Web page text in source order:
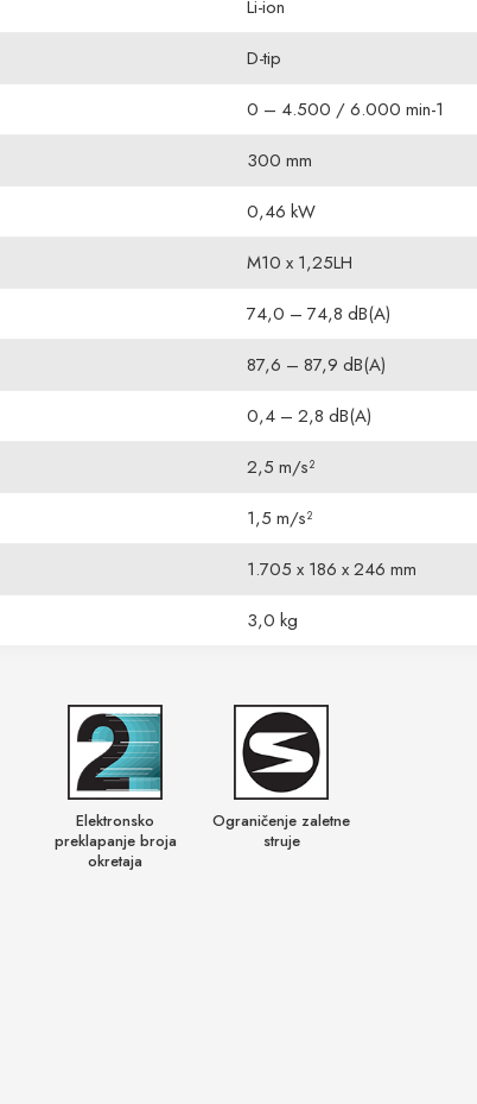
Elektronsko
preklapanje broja
okretaja
Ograničenje zaletne
struje
Li-ion
D-tip
0 – 4.500 / 6.000 min-1
300 mm
0,46 kW
M10 x 1,25LH
74,0 – 74,8 dB(A)
87,6 – 87,9 dB(A)
0,4 – 2,8 dB(A)
2,5 m/s²
1,5 m/s²
1.705 x 186 x 246 mm
3,0 kg